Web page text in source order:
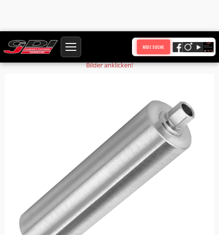
NEUE SUCHE
Startseite Produkte Bohrkronenrohr BKR48-WS1,5-NL450-AS-UNC
Bilder anklicken!